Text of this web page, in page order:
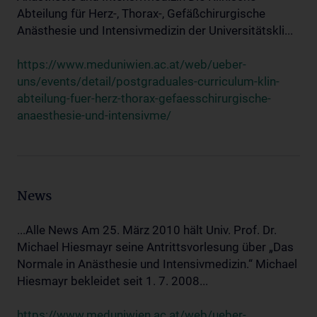
Abteilung für Herz-, Thorax-, Gefäßchirurgische
Anästhesie und Intensivmedizin der Universitätskli...
https://www.meduniwien.ac.at/web/ueber-
uns/events/detail/postgraduales-curriculum-klin-
abteilung-fuer-herz-thorax-gefaesschirurgische-
anaesthesie-und-intensivme/
News
...Alle News Am 25. März 2010 hält Univ. Prof. Dr.
Michael Hiesmayr seine Antrittsvorlesung über „Das
Normale in Anästhesie und Intensivmedizin.“ Michael
Hiesmayr bekleidet seit 1. 7. 2008...